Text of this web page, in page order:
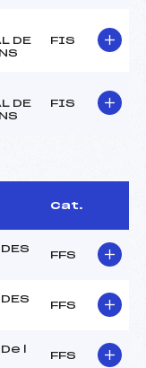
DE
FIS
DE
FIS
Cat.
FFS
FFS
l
FFS